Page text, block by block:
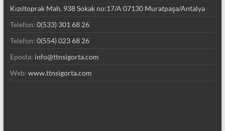
Kızıltoprak Mah. 938 Sokak no:17/A 07130 Muratpaşa/Antalya
Telefon: 0(533) 301 68 26
Telefon: 0(554) 023 68 26
Eposta: info@ttnsigorta.com
Web: www.ttnsigorta.com